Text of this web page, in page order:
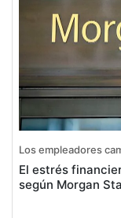
Los empleadores
El estrés
según Morgan